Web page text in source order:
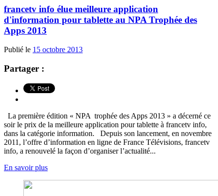
francetv info élue meilleure application
d'information pour tablette au NPA Trophée des
Apps 2013
Publié le 15 octobre 2013
Partager :
La première édition « NPA trophée des Apps 2013 » a décerné ce
soir le prix de la meilleure application pour tablette à francetv info,
dans la catégorie information. Depuis son lancement, en novembre
2011, l’offre d’information en ligne de France Télévisions, francetv
info, a renouvelé la façon d’organiser l’actualité...
En savoir plus